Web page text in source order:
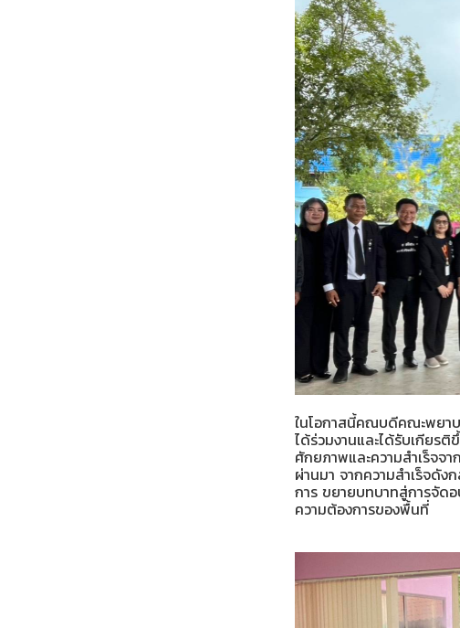
ในโอกาสนี้คณบดีคณะพยา
ได้ร่วมงานและได้รับเกียร
ศักยภาพและความสำเร็จ
ผ่านมา จากความสำเร็จดัง
การ ขยายบทบาทสู่การจัด
ความต้องการของพื้นที่